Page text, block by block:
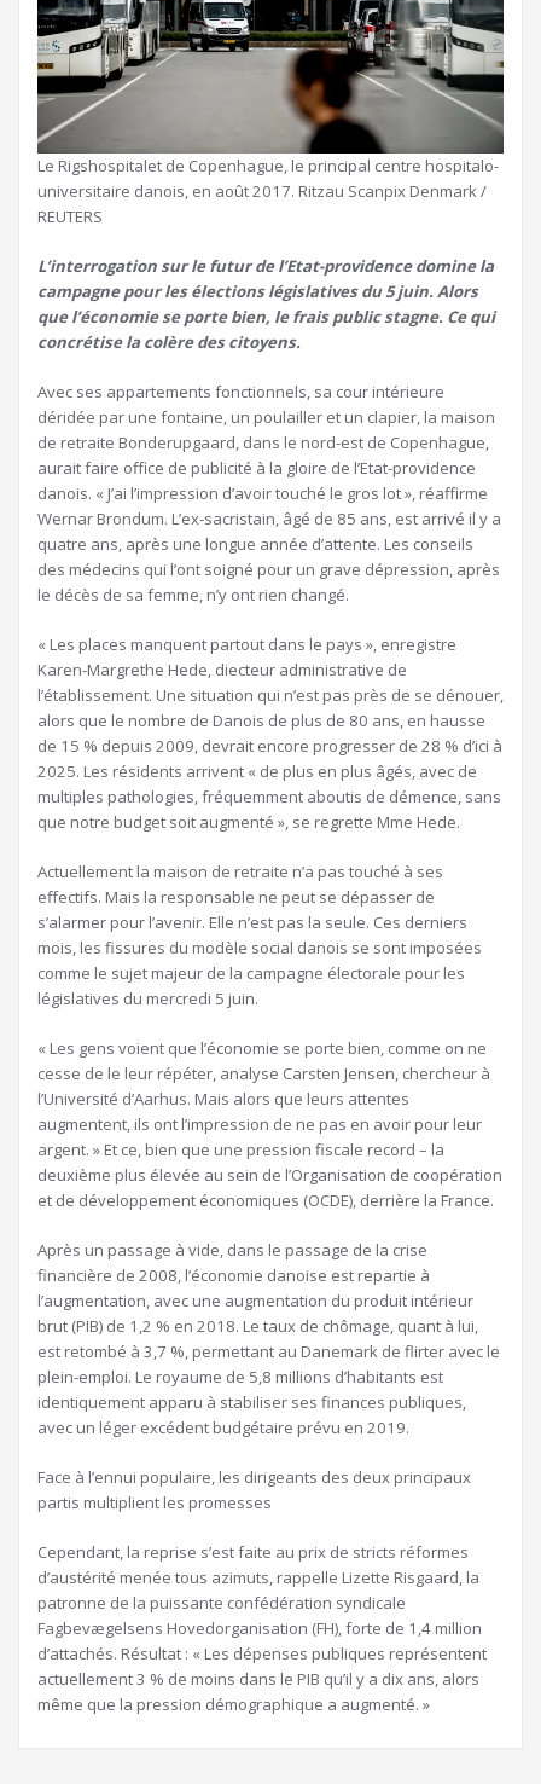
Le Rigshospitalet de Copenhague, le principal centre hospitalo-
universitaire danois, en août 2017. Ritzau Scanpix Denmark /
REUTERS
L’interrogation sur le futur de l’Etat-providence domine la
campagne pour les élections législatives du 5 juin. Alors
que l’économie se porte bien, le frais public stagne. Ce qui
concrétise la colère des citoyens.
Avec ses appartements fonctionnels, sa cour intérieure
déridée par une fontaine, un poulailler et un clapier, la maison
de retraite Bonderupgaard, dans le nord-est de Copenhague,
aurait faire office de publicité à la gloire de l’Etat-providence
danois. « J’ai l’impression d’avoir touché le gros lot », réaffirme
Wernar Brondum. L’ex-sacristain, âgé de 85 ans, est arrivé il y a
quatre ans, après une longue année d’attente. Les conseils
des médecins qui l’ont soigné pour un grave dépression, après
le décès de sa femme, n’y ont rien changé.
« Les places manquent partout dans le pays », enregistre
Karen-Margrethe Hede, diecteur administrative de
l’établissement. Une situation qui n’est pas près de se dénouer,
alors que le nombre de Danois de plus de 80 ans, en hausse
de 15 % depuis 2009, devrait encore progresser de 28 % d’ici à
2025. Les résidents arrivent « de plus en plus âgés, avec de
multiples pathologies, fréquemment aboutis de démence, sans
que notre budget soit augmenté », se regrette Mme Hede.
Actuellement la maison de retraite n’a pas touché à ses
effectifs. Mais la responsable ne peut se dépasser de
s’alarmer pour l’avenir. Elle n’est pas la seule. Ces derniers
mois, les fissures du modèle social danois se sont imposées
comme le sujet majeur de la campagne électorale pour les
législatives du mercredi 5 juin.
« Les gens voient que l’économie se porte bien, comme on ne
cesse de le leur répéter, analyse Carsten Jensen, chercheur à
l’Université d’Aarhus. Mais alors que leurs attentes
augmentent, ils ont l’impression de ne pas en avoir pour leur
argent. » Et ce, bien que une pression fiscale record – la
deuxième plus élevée au sein de l’Organisation de coopération
et de développement économiques (OCDE), derrière la France.
Après un passage à vide, dans le passage de la crise
financière de 2008, l’économie danoise est repartie à
l’augmentation, avec une augmentation du produit intérieur
brut (PIB) de 1,2 % en 2018. Le taux de chômage, quant à lui,
est retombé à 3,7 %, permettant au Danemark de flirter avec le
plein-emploi. Le royaume de 5,8 millions d’habitants est
identiquement apparu à stabiliser ses finances publiques,
avec un léger excédent budgétaire prévu en 2019.
Face à l’ennui populaire, les dirigeants des deux principaux
partis multiplient les promesses
Cependant, la reprise s’est faite au prix de stricts réformes
d’austérité menée tous azimuts, rappelle Lizette Risgaard, la
patronne de la puissante confédération syndicale
Fagbevægelsens Hovedorganisation (FH), forte de 1,4 million
d’attachés. Résultat : « Les dépenses publiques représentent
actuellement 3 % de moins dans le PIB qu’il y a dix ans, alors
même que la pression démographique a augmenté. »